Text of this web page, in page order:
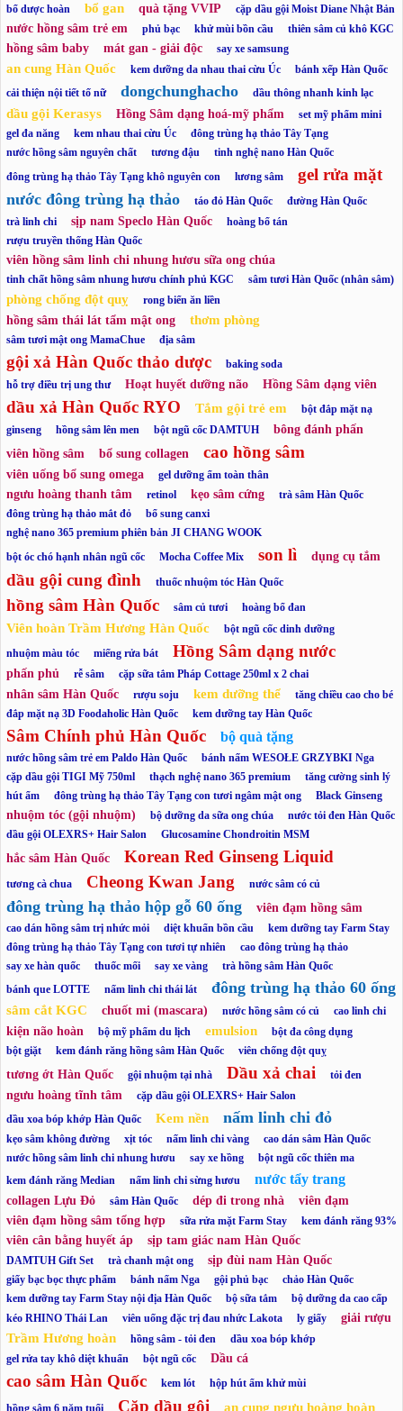
bổ dược hoàn
bổ gan quà tặng VVIP cặp dầu gội Moist Diane Nhật Bản
nước hồng sâm trẻ em phủ bạc khử mùi bồn cầu thiên sâm củ khô KGC
hồng sâm baby mát gan - giải độc say xe samsung
an cung Hàn Quốc kem dưỡng da nhau thai cừu Úc
bánh xếp Hàn Quốc
cải thiện nội tiết tố nữ
dongchunghacho dầu thông nhanh kinh lạc
dầu gội Kerasys Hồng Sâm dạng hoá-mỹ phẩm
set mỹ phẩm mini
gel đa năng
kem nhau thai cừu Úc
đông trùng hạ thảo Tây Tạng
nước hồng sâm nguyên chất
tương đậu
tinh nghệ nano Hàn Quốc
đông trùng hạ thảo Tây Tạng khô nguyên con
lương sâm gel rửa mặt
nước đông trùng hạ thảo táo đỏ Hàn Quốc
đường Hàn Quốc
trà linh chi
sịp nam Speclo Hàn Quốc
hoàng bổ tán
rượu truyền thống Hàn Quốc
viên hồng sâm linh chi nhung hươu sữa ong chúa
tinh chất hồng sâm nhung hươu chính phủ KGC sâm tươi Hàn Quốc (nhân sâm)
phòng chống đột quỵ rong biển ăn liền
hồng sâm thái lát tẩm mật ong thơm phòng
sâm tươi mật ong MamaChue địa sâm
gội xả Hàn Quốc thảo dược
baking soda
hỗ trợ điều trị ung thư
Hoạt huyết dưỡng não Hồng Sâm dạng viên
dầu xả Hàn Quốc RYO Tắm gội trẻ em
bột đắp mặt nạ
ginseng
hồng sâm lên men bột ngũ cốc DAMTUH
bông đánh phấn
viên hồng sâm
bổ sung collagen cao hồng sâm
viên uống bổ sung omega gel dưỡng ẩm toàn thân
ngưu hoàng thanh tâm retinol kẹo sâm cứng
trà sâm Hàn Quốc
đông trùng hạ thảo mắt đỏ
bổ sung canxi
nghệ nano 365 premium phiên bản JI CHANG WOOK
bột óc chó hạnh nhân ngũ cốc
Mocha Coffee Mix son lì dụng cụ tắm
dầu gội cung đình thuốc nhuộm tóc Hàn Quốc
hồng sâm Hàn Quốc sâm củ tươi hoàng bổ đan
Viên hoàn Trầm Hương Hàn Quốc
bột ngũ cốc dinh dưỡng
nhuộm màu tóc
miếng rửa bát Hồng Sâm dạng nước
phấn phủ rễ sâm cặp sữa tắm Pháp Cottage 250ml x 2 chai
nhân sâm Hàn Quốc rượu soju kem dưỡng thể
tăng chiều cao cho bé
đắp mặt nạ 3D Foodaholic Hàn Quốc
kem dưỡng tay Hàn Quốc
Sâm Chính phủ Hàn Quốc bộ quà tặng
nước hồng sâm trẻ em Paldo Hàn Quốc
bánh nấm WESOŁE GRZYBKI Nga
cặp dầu gội TIGI Mỹ 750ml
thạch nghệ nano 365 premium
tăng cường sinh lý
hút ẩm
đông trùng hạ thảo Tây Tạng con tươi ngâm mật ong Black Ginseng
nhuộm tóc (gội nhuộm) bộ dưỡng da sữa ong chúa
nước tỏi đen Hàn Quốc
dầu gội OLEXRS+ Hair Salon
Glucosamine Chondroitin MSM
hắc sâm Hàn Quốc Korean Red Ginseng Liquid
tương cà chua Cheong Kwan Jang nước sâm có củ
đông trùng hạ thảo hộp gỗ 60 ống viên đạm hồng sâm
cao dán hồng sâm trị nhức mỏi diệt khuẩn bồn cầu
kem dưỡng tay Farm Stay
đông trùng hạ thảo Tây Tạng con tươi tự nhiên
cao đông trùng hạ thảo
say xe hàn quốc
thuốc mối say xe vàng
trà hồng sâm Hàn Quốc
bánh que LOTTE
nấm linh chi thái lát đông trùng hạ thảo 60 ống
sâm cắt KGC chuốt mi (mascara) nước hồng sâm có củ cao linh chi
kiện não hoàn bộ mỹ phẩm du lịch emulsion
bột đa công dụng
bột giặt
kem đánh răng hồng sâm Hàn Quốc viên chống đột quỵ
tương ớt Hàn Quốc gội nhuộm tại nhà Dầu xả chai tỏi đen
ngưu hoàng tĩnh tâm
cặp dầu gội OLEXRS+ Hair Salon
dầu xoa bóp khớp Hàn Quốc
Kem nền nấm linh chi đỏ
kẹo sâm không đường xịt tóc nấm linh chi vàng
cao dán sâm Hàn Quốc
nước hồng sâm linh chi nhung hươu
say xe hồng
bột ngũ cốc thiên ma
kem đánh răng Median
nấm linh chi sừng hươu nước tẩy trang
collagen Lựu Đỏ sâm Hàn Quốc dép đi trong nhà
viên đạm
viên đạm hồng sâm tổng hợp
sữa rửa mặt Farm Stay kem đánh răng 93%
viên cân bằng huyết áp sịp tam giác nam Hàn Quốc
DAMTUH Gift Set trà chanh mật ong sịp đùi nam Hàn Quốc
giấy bạc bọc thực phẩm bánh nấm Nga gội phủ bạc
chảo Hàn Quốc
kem dưỡng tay Farm Stay nội địa Hàn Quốc
bộ sữa tắm
bộ dưỡng da cao cấp
kéo RHINO Thái Lan
viên uống đặc trị đau nhức Lakota ly giấy giải rượu
Trầm Hương hoàn hồng sâm - tỏi đen
dầu xoa bóp khớp
gel rửa tay khô diệt khuẩn
bột ngũ cốc Dầu cá
cao sâm Hàn Quốc kem lót
hộp hút ẩm khử mùi
hồng sâm 6 năm tuổi
Cặp dầu gội an cung ngưu hoàng hoàn